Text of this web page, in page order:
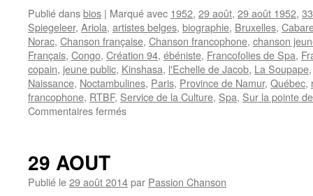
Publié dansbios | Marqué avec 1952, 29 août, 29 août 1952,
Spiegeleer, Ariola, artistes belges, biographie, Bruxelles,
Norac, Chanson française, Chanson francophone, chanson
Français, Congo, Création 94, ébéniste, Francofolies de Spa,
copain, jeune public, Kinshasa, l'Echelle de Jacob, La Soupape
Naissance, Noctambulines, Paris, Province de Namur, Québec,
francophone, RTBF, Service de la Culture, Spa, Sur la pointe
Commentaires ferméssur
29 AOUT
Publié le29 août 2014par Passion Chanson